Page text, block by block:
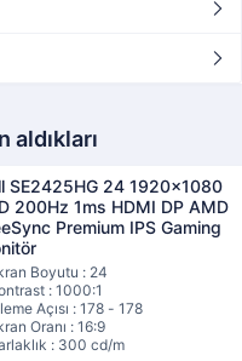
aldıkları
SE2425HG 24 1920x1080
200Hz 1ms HDMI DP AMD
Premium IPS Gaming
Boyutu : 24
: 1000:1
Açısı : 178 - 178
Oranı : 16:9
: 300 cd/m